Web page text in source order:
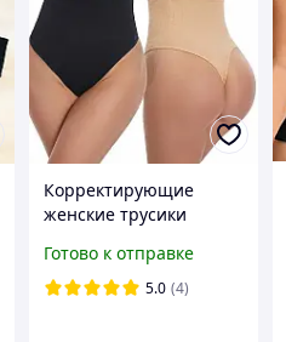
Корректирующие
женские трусики
жесткости
утягивающие трусы на
Готово к отправке
5.0 (4)